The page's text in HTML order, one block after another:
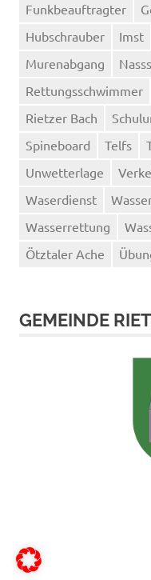
Funkbeauftragter
Hubschrauber
Imst
Murenabgang
Rettungsschwimmer
Rietzer Bach
Spineboard
Telfs
Unwetterlage
Waserdienst
Wasserrettung
Ötztaler Ache
GEMEINDE